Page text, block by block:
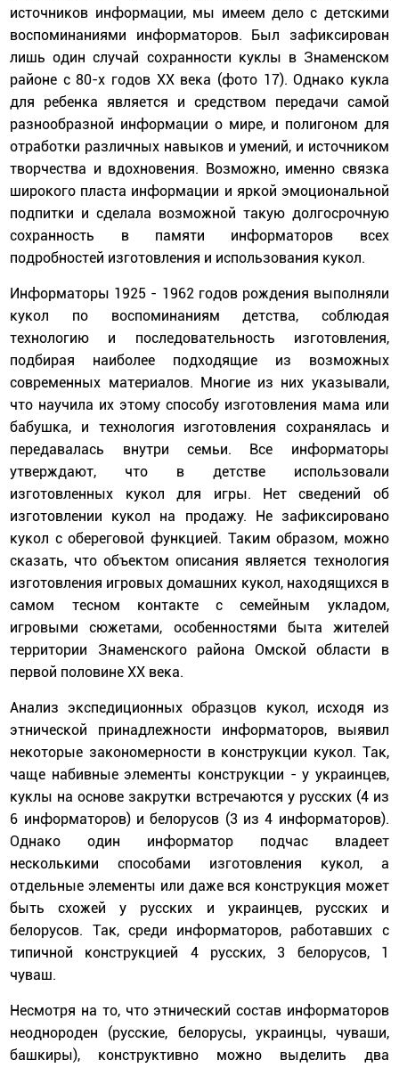
источников информации, мы имеем дело с детскими
воспоминаниями информаторов. Был зафиксирован
лишь один случай сохранности куклы в Знаменском
районе с 80-х годов ХХ века (фото 17). Однако кукла
для ребенка является и средством передачи самой
разнообразной информации о мире, и полигоном для
отработки различных навыков и умений, и источником
творчества и вдохновения. Возможно, именно связка
широкого пласта информации и яркой эмоциональной
подпитки и сделала возможной такую долгосрочную
сохранность в памяти информаторов всех
подробностей изготовления и использования кукол.
Информаторы 1925 - 1962 годов рождения выполняли
кукол по воспоминаниям детства, соблюдая
технологию и последовательность изготовления,
подбирая наиболее подходящие из возможных
современных материалов. Многие из них указывали,
что научила их этому способу изготовления мама или
бабушка, и технология изготовления сохранялась и
передавалась внутри семьи. Все информаторы
утверждают, что в детстве использовали
изготовленных кукол для игры. Нет сведений об
изготовлении кукол на продажу. Не зафиксировано
кукол с обереговой функцией. Таким образом, можно
сказать, что объектом описания является технология
изготовления игровых домашних кукол, находящихся в
самом тесном контакте с семейным укладом,
игровыми сюжетами, особенностями быта жителей
территории Знаменского района Омской области в
первой половине ХХ века.
Анализ экспедиционных образцов кукол, исходя из
этнической принадлежности информаторов, выявил
некоторые закономерности в конструкции кукол. Так,
чаще набивные элементы конструкции - у украинцев,
куклы на основе закрутки встречаются у русских (4 из
6 информаторов) и белорусов (3 из 4 информаторов).
Однако один информатор подчас владеет
несколькими способами изготовления кукол, а
отдельные элементы или даже вся конструкция может
быть схожей у русских и украинцев, русских и
белорусов. Так, среди информаторов, работавших с
типичной конструкцией 4 русских, 3 белорусов, 1
чуваш.
Несмотря на то, что этнический состав информаторов
неоднороден (русские, белорусы, украинцы, чуваши,
башкиры), конструктивно можно выделить два